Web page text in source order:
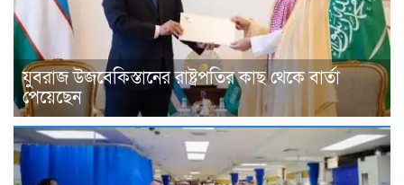
যুবরাজ উজবেকিস্তানের রাষ্ট্রপতির কাছ থেকে বার্তা
পেয়েছেন